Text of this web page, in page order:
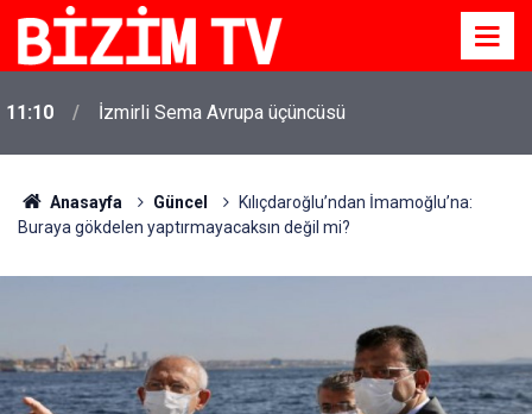
11:10 İzmirli Sema Avrupa üçüncüsü
11:07 Bornova’nın en işlek noktası artık ışıl ışıl
Anasayfa Güncel
Kılıçdaroğlu’ndan İmamoğlu’na:
Buraya gökdelen yaptırmayacaksın değil mi?